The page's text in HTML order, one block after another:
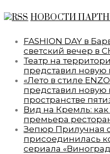
НОВОСТИ
FASHION DAY в
светский вечер в
Театр на
представил новую
«Лето в стиле
представил новую
пространстве
Вид на Кремль:
премьера
Зепюр Прилучная
присоединилась
сериала